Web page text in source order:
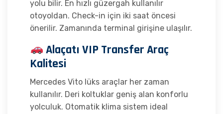
yolu bilir. En hızlı güzergah kullanılır
otoyoldan. Check-in için iki saat öncesi
önerilir. Zamanında terminal girişine ulaşılır.
Alaçatı VIP Transfer Araç
Kalitesi
Mercedes Vito lüks araçlar her zaman
kullanılır. Deri koltuklar geniş alan konforlu
yolculuk. Otomatik klima sistem ideal